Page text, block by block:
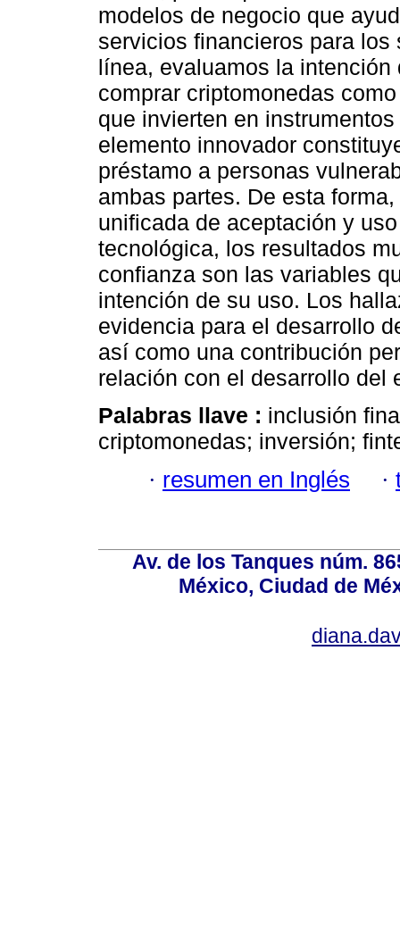
modelos de negocio que
servicios financieros para
línea, evaluamos la
comprar criptomonedas
que invierten en
elemento innovador
préstamo a personas
ambas partes. De esta
unificada de aceptación y
tecnológica, los resultados
confianza son las variables
intención de su uso. Los
evidencia para el desarrollo
así como una contribución
relación con el desarrollo del
Palabras llave : inclusión
criptomonedas; inversión;
· resumen en Inglés ·
Av. de los Tanques núm.
México, Ciudad de